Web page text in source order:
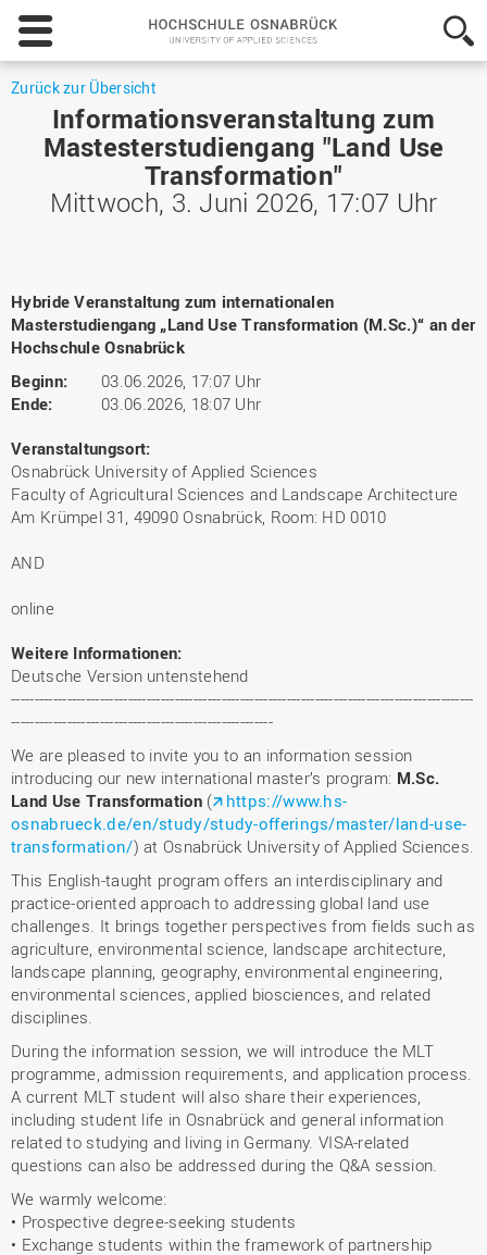
Hochschule
Osnabrück
-
Applied
Sciences
Zurück zur Übersicht
Informationsveranstaltung zum
Mastesterstudiengang "Land Use
Transformation"
Mittwoch, 3. Juni 2026, 17:07 Uhr
Hybride Veranstaltung zum internationalen
Masterstudiengang „Land Use Transformation (M.Sc.)“ an der
Hochschule Osnabrück
Beginn:
03.06.2026, 17:07 Uhr
Ende:
03.06.2026, 18:07 Uhr
Veranstaltungsort:
Osnabrück University of Applied Sciences
Faculty of Agricultural Sciences and Landscape Architecture
Am Krümpel 31, 49090 Osnabrück, Room: HD 0010
AND
online
Weitere Informationen:
Deutsche Version untenstehend
---------------------------------------------------------------------------------------------------
--------------------------------------------------------
We are pleased to invite you to an information session
introducing our new international master’s program: M.Sc.
Land Use Transformation(
https://www.hs-
osnabrueck.de/en/study/study-offerings/master/land-use-
transformation/) at Osnabrück University of Applied Sciences.
This English-taught program offers an interdisciplinary and
practice-oriented approach to addressing global land use
challenges. It brings together perspectives from fields such as
agriculture, environmental science, landscape architecture,
landscape planning, geography, environmental engineering,
environmental sciences, applied biosciences, and related
disciplines.
During the information session, we will introduce the MLT
programme, admission requirements, and application process.
A current MLT student will also share their experiences,
including student life in Osnabrück and general information
related to studying and living in Germany. VISA-related
questions can also be addressed during the Q&A session.
We warmly welcome:
• Prospective degree-seeking students
• Exchange students within the framework of partnership